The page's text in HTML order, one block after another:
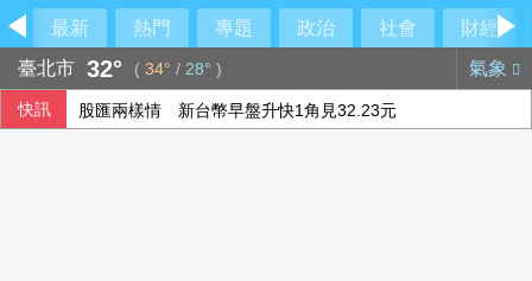
最新 熱門 專題 政治 社會
財經
臺北市 32° ( 34° / 28° ) 氣象
快訊 股匯兩樣情 新台幣早盤升快1角見32.23元